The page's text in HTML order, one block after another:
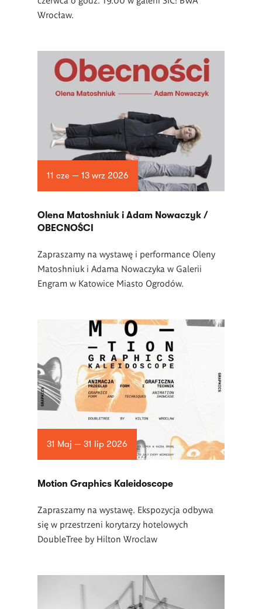
Wrocław.
11 cze — 13 wrz 2026
Olena Matoshniuk i Adam Nowaczyk /
OBECNOŚCI
Zapraszamy na wystawę i performance Oleny
Matoshniuk i Adama Nowaczyka w Galerii
Engram w Katowice Miasto Ogrodów.
31 Maj — 31 lip 2026
Motion Graphics Kaleidoscope
Zapraszamy na wystawę. Ekspozycja odbywa
się w przestrzeni korytarzy hotelowych
DoubleTree by Hilton Wroclaw